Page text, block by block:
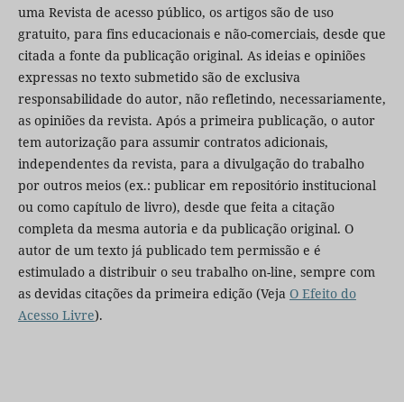
uma Revista de acesso público, os artigos são de uso
gratuito, para fins educacionais e não-comerciais, desde que
citada a fonte da publicação original. As ideias e opiniões
expressas no texto submetido são de exclusiva
responsabilidade do autor, não refletindo, necessariamente,
as opiniões da revista. Após a primeira publicação, o autor
tem autorização para assumir contratos adicionais,
independentes da revista, para a divulgação do trabalho
por outros meios (ex.: publicar em repositório institucional
ou como capítulo de livro), desde que feita a citação
completa da mesma autoria e da publicação original. O
autor de um texto já publicado tem permissão e é
estimulado a distribuir o seu trabalho on-line, sempre com
as devidas citações da primeira edição (Veja O Efeito do
Acesso Livre).